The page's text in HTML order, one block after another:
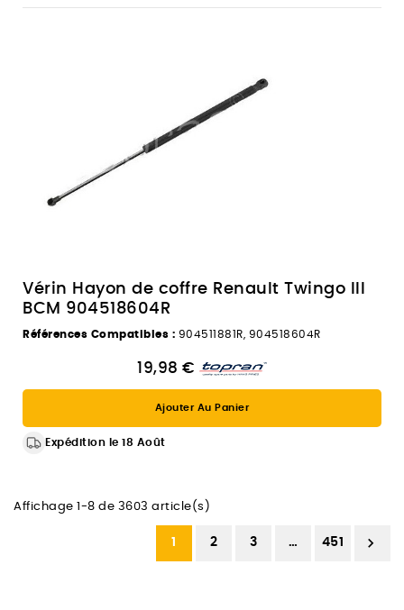
Vérin Hayon de coffre Renault Twingo III
BCM 904518604R
Références Compatibles : 904511881R, 904518604R
19,98 €
Ajouter Au Panier
Expédition le 18 Août
Affichage 1-8 de 3603 article(s)
1 2 3 … 451 